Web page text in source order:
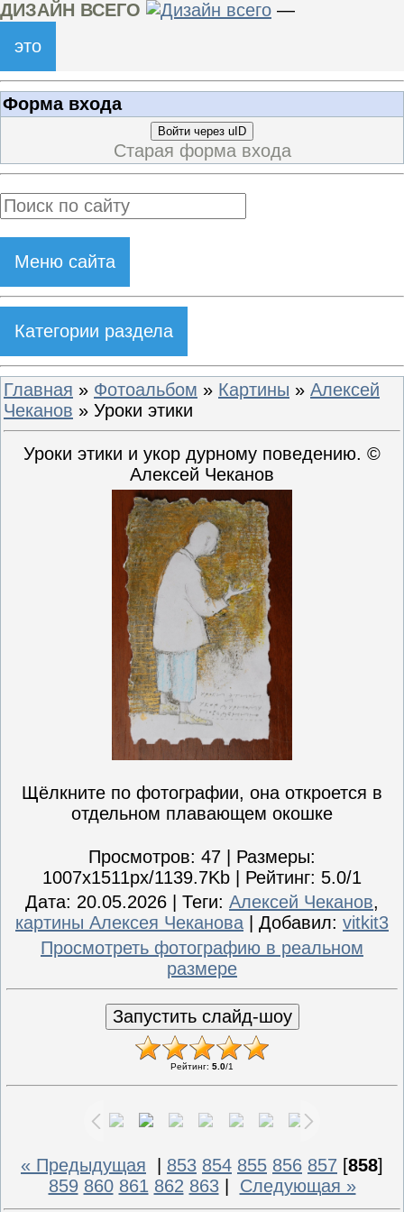
ДИЗАЙН ВСЕГО
—
это
Форма входа
Войти через uID
Старая форма входа
Меню сайта
Категории раздела
Главная » Фотоальбом » Картины » Алексей
Чеканов » Уроки этики
Уроки этики и укор дурному поведению. ©
Алексей Чеканов
Щёлкните по фотографии, она откроется в
отдельном плавающем окошке
Просмотров: 47 | Размеры:
1007x1511px/1139.7Kb | Рейтинг: 5.0/1
Дата: 20.05.2026 | Теги: Алексей Чеканов,
картины Алексея Чеканова
Добавил: vitkit3
Просмотреть фотографию в реальном
размере
Рейтинг: 5.0/1
« Предыдущая 853 854 855 856 857 [858]
859 860 861 862 863| Следующая »